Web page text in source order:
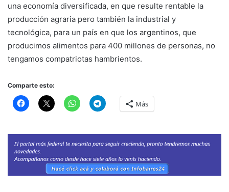
una economía diversificada, en que resulte rentable la
producción agraria pero también la industrial y
tecnológica, para un país en que los argentinos, que
producimos alimentos para 400 millones de personas, no
tengamos compatriotas hambrientos.
Comparte esto:
Más